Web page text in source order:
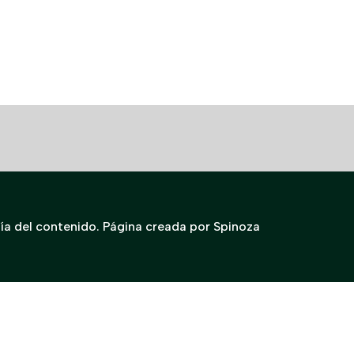
del contenido. Página creada por Spinoza